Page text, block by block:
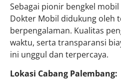
Sebagai pionir bengkel mobil
Dokter Mobil didukung oleh
berpengalaman. Kualitas
waktu, serta transparansi
ini unggul dan terpercaya.
Lokasi Cabang Palembang: